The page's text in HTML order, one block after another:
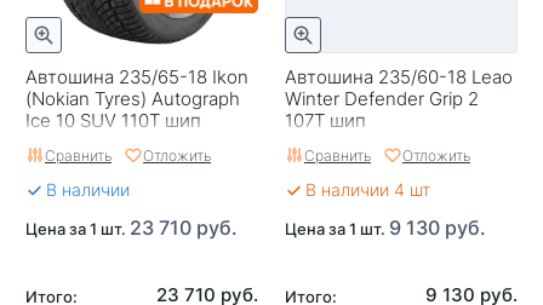
Автошина 235/65-18 Ikon
(Nokian Tyres) Autograph
Ice 10 SUV 110T шип
Сравнить Отложить
В наличии
Цена за 1 шт. 23 710 руб.
Итого: 23 710 руб.
Автошина 235/60-18 Leao
Winter Defender Grip 2
107T шип
Сравнить Отложить
В наличии 4 шт
Цена за 1 шт. 9 130 руб.
Итого: 9 130 руб.